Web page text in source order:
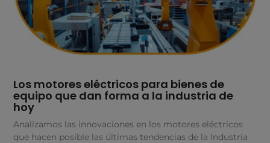
Los motores eléctricos para bienes de
equipo que dan forma a la industria de
hoy
Analizamos las innovaciones en los motores eléctricos
que hacen posible las últimas tendencias de la Industria